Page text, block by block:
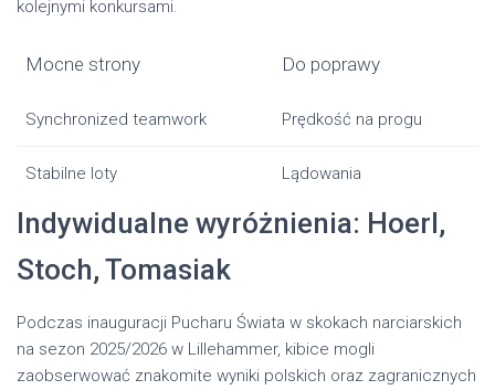
kolejnymi konkursami.
Mocne strony Do poprawy
Synchronized teamwork Prędkość na progu
Stabilne loty Lądowania
Indywidualne wyróżnienia: Hoerl,
Stoch, Tomasiak
Podczas inauguracji Pucharu Świata w skokach narciarskich
na sezon 2025/2026 w Lillehammer, kibice mogli
zaobserwować znakomite wyniki polskich oraz zagranicznych